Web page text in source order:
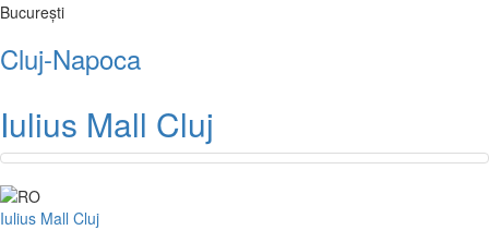
București
Cluj-Napoca
Iulius Mall Cluj
Iulius Mall Cluj